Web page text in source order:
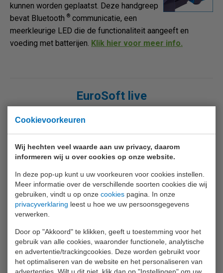
Cookievoorkeuren
Wij hechten veel waarde aan uw privacy, daarom
informeren wij u over cookies op onze website.
In deze pop-up kunt u uw voorkeuren voor cookies instellen.
Meer informatie over de verschillende soorten cookies die wij
gebruiken, vindt u op onze cookies pagina. In onze
privacyverklaring leest u hoe we uw persoonsgegevens
verwerken.
Door op "Akkoord" te klikken, geeft u toestemming voor het
gebruik van alle cookies, waaronder functionele, analytische
en advertentie/trackingcookies. Deze worden gebruikt voor
het optimaliseren van de website en het personaliseren van
kunnen worden geplaatst. Deze handgreep
bevat Bluetooth ® communicatie, een
meerkleurige LED die de functionaliteit aangeeft en
voeding met batterijen. Klik hier voor meer info.
EuroSoft live
EuroSoft live: de app bij de CAPB
EuroSoft live is gratis verkrijgbaar als app voor
smartphones en tablets met Android en iOS
besturingssystemen en als software voor Windows. Als u
met EuroSoft live via Bluetooth Smart contact maakt met
een CAPBs handgreep worden de meetwaarden en
menu’s weergegeven zoals op een BLAUWE LIJN
meetinstrument, inclusief de bediening. U kunt de actuele
gemeten waarde en deze presenteren in een meetrapport.
Het is ook mogelijk om meetwaarden gedurende een
periode te loggen met een instelbaar interval. Deze
meetwaarden kan u zowel numeriek als grafisch